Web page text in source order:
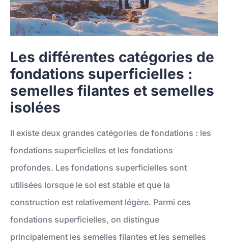
Les différentes catégories de
fondations superficielles :
semelles filantes et semelles
isolées
Il existe deux grandes catégories de fondations : les
fondations superficielles et les fondations
profondes. Les fondations superficielles sont
utilisées lorsque le sol est stable et que la
construction est relativement légère. Parmi ces
fondations superficielles, on distingue
principalement les semelles filantes et les semelles